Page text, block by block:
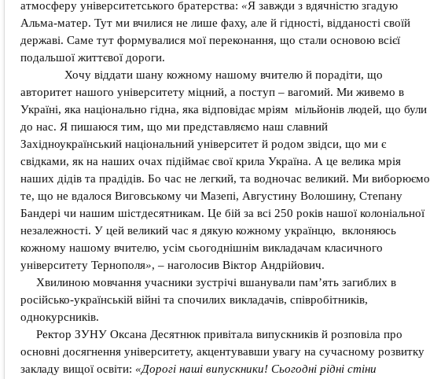
атмосферу університетського братерства: «Я завжди з вдячністю згадую
Альма-матер. Тут ми вчилися не лише фаху, але й гідності, відданості своїй
державі. Саме тут формувалися мої переконання, що стали основою всієї
подальшої життєвої дороги.
Хочу віддати шану кожному нашому вчителю й порадіти, що
авторитет нашого університету міцний, а поступ – вагомий. Ми живемо в
Україні, яка національно гідна, яка відповідає мріям мільйонів людей, що були
до нас. Я пишаюся тим, що ми представляємо наш славний
Західноукраїнський національний університет й родом звідси, що ми є
свідками, як на наших очах підіймає свої крила Україна. А це велика мрія
наших дідів та прадідів. Бо час не легкий, та водночас великий. Ми виборюємо
те, що не вдалося Виговському чи Мазепі, Августину Волошину, Степану
Бандері чи нашим шістдесятникам. Це бій за всі 250 років нашої колоніальної
незалежності. У цей великий час я дякую кожному українцю, вклоняюсь
кожному нашому вчителю, усім сьогоднішнім викладачам класичного
університету Тернополя», – наголосив Віктор Андрійович.
Хвилиною мовчання учасники зустрічі вшанували пам’ять загиблих в
російсько-українській війні та спочилих викладачів, співробітників,
однокурсників.
Ректор ЗУНУ Оксана Десятнюк привітала випускників й розповіла про
основні досягнення університету, акцентувавши увагу на сучасному розвитку
закладу вищої освіти: «Дорогі наші випускники! Сьогодні рідні стіни